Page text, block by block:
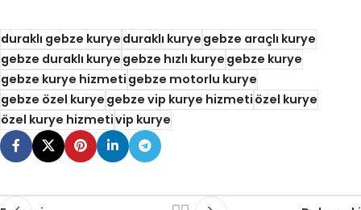
duraklı gebze kuryeduraklı kuryegebze araçlı kurye
gebze duraklı kuryegebze hızlı kuryegebze kurye
gebze kurye hizmetigebze motorlu kurye
gebze özel kuryegebze vip kurye hizmetiözel kurye
özel kurye hizmetivip kurye